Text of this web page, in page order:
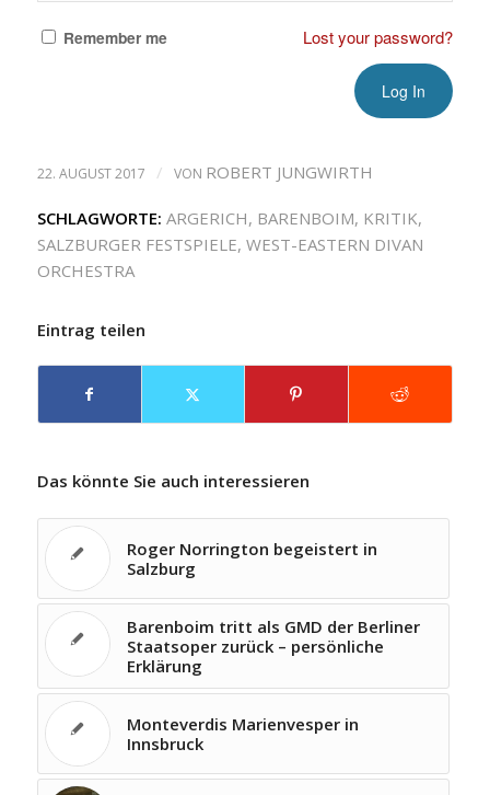
Remember me Lost your password?
22. AUGUST 2017 / VON ROBERT JUNGWIRTH
SCHLAGWORTE: ARGERICH, BARENBOIM, KRITIK,
SALZBURGER FESTSPIELE, WEST-EASTERN DIVAN
ORCHESTRA
Eintrag teilen
Das könnte Sie auch interessieren
Roger Norrington begeistert in
Salzburg
Barenboim tritt als GMD der Berliner
Staatsoper zurück – persönliche
Erklärung
Monteverdis Marienvesper in
Innsbruck